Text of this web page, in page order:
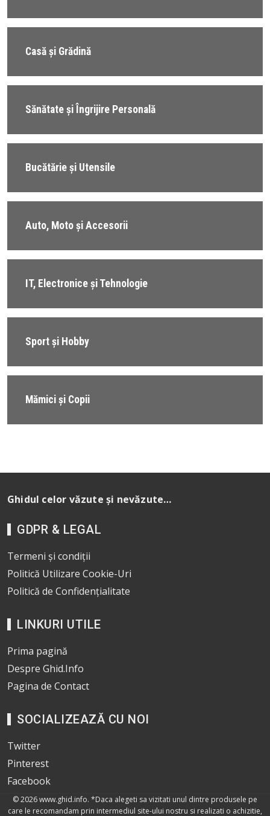
Casă și Grădină
Sănătate și Îngrijire Personală
Bucătărie și Utensile
Auto, Moto și Accesorii
IT, Electronice și Tehnologie
Sport și Hobby
Mămici și Copii
Ghidul celor văzute și nevăzute…
GDPR & LEGAL
Termeni și condiții
Politică Utilizare Cookie-Uri
Politică de Confidențialitate
LINKURI UTILE
Prima pagină
Despre Ghid.Info
Pagina de Contact
SOCIALIZEAZĂ CU NOI
Twitter
Pinterest
Facebook
© 2026www.ghid.info. *Daca alegeti sa vizitati unul dintre produsele pe
care le recomandam prin intermediul site-ului nostru si realizati o achizitie,